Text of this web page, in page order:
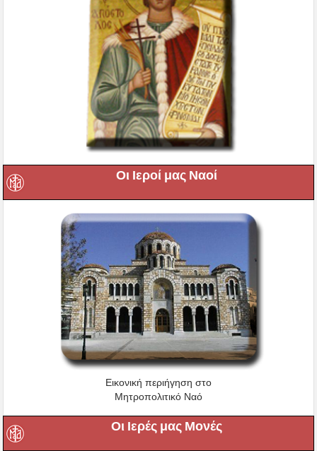
Οι Ιεροί μας Ναοί
Εικονική περιήγηση στο
Μητροπολιτικό Ναό
Οι Ιερές μας Μονές